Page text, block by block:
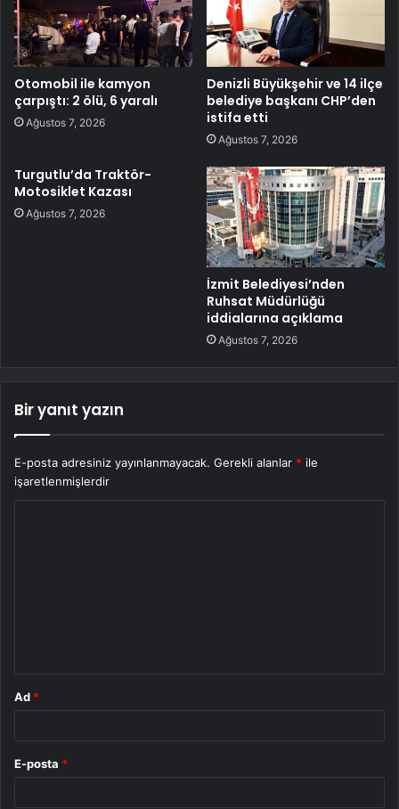
Otomobil ile kamyon
çarpıştı: 2 ölü, 6 yaralı
Ağustos 7, 2026
Denizli Büyükşehir ve 14 ilçe
belediye başkanı CHP’den
istifa etti
Ağustos 7, 2026
Turgutlu’da Traktör-
Motosiklet Kazası
Ağustos 7, 2026
İzmit Belediyesi’nden
Ruhsat Müdürlüğü
iddialarına açıklama
Ağustos 7, 2026
Bir yanıt yazın
E-posta adresiniz yayınlanmayacak. Gerekli alanlar * ile
işaretlenmişlerdir
Ad *
E-posta *